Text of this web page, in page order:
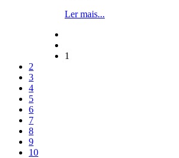
Ler mais...
1
2
3
4
5
6
7
8
9
10